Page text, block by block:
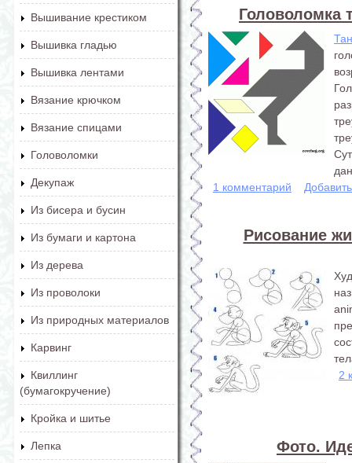
Вышивание крестиком
Вышивка гладью
Вышивка лентами
Вязание крючком
Вязание спицами
Головоломки
Декупаж
Из бисера и бусин
Из бумаги и картона
Из дерева
Из проволоки
Из природных материалов
Карвинг
Квиллинг
(бумагокручение)
Кройка и шитье
Лепка
Головоломка
1 комментарий
Рисование
2
Фото.